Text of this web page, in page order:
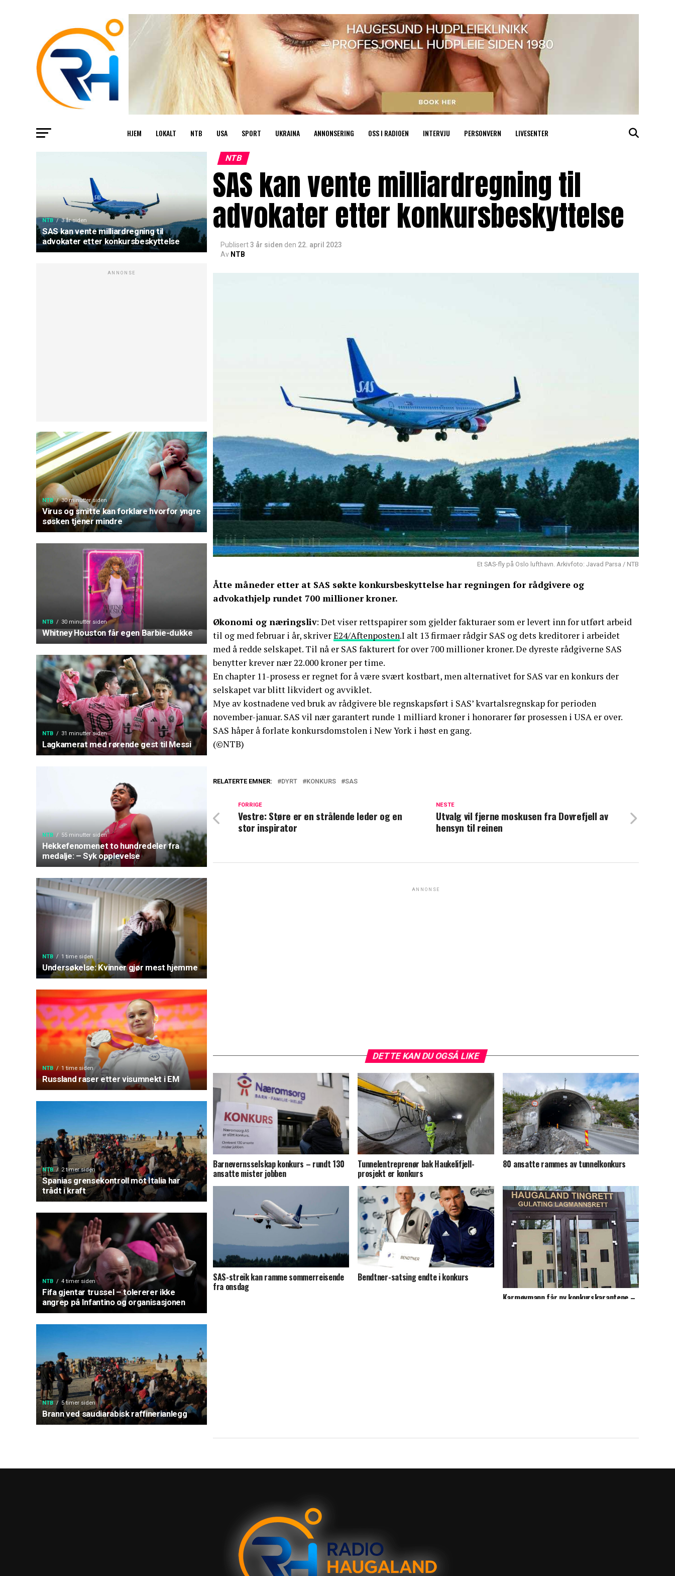
HJEM LOKALT NTB USA SPORT UKRAINA ANNONSERING OSS I RADIOEN INTERVJU PERSONVERN LIVESENTER
NTB 3 år siden
SAS kan vente milliardregning til
advokater etter konkursbeskyttelse
ANNONSE
NTB 30 minutter siden
Virus og smitte kan forklare hvorfor yngre
søsken tjener mindre
NTB 30 minutter siden
Whitney Houston får egen Barbie-dukke
NTB 31 minutter siden
Lagkamerat med rørende gest til Messi
NTB 55 minutter siden
Hekkefenomenet to hundredeler fra
medalje: – Syk opplevelse
NTB 1 time siden
Undersøkelse: Kvinner gjør mest hjemme
NTB 1 time siden
Russland raser etter visumnekt i EM
NTB 2 timer siden
Spanias grensekontroll mot Italia har
trådt i kraft
NTB 4 timer siden
Fifa gjentar trussel – tolererer ikke
angrep på Infantino og organisasjonen
NTB 5 timer siden
Brann ved saudiarabisk raffinerianlegg
NTB
SAS kan vente milliardregning til
advokater etter konkursbeskyttelse
Publisert3 år siden den 22. april 2023
Av NTB
Et SAS-fly på Oslo lufthavn. Arkivfoto: Javad Parsa / NTB
Åtte måneder etter at SAS søkte konkursbeskyttelse har regningen for rådgivere og
advokathjelp rundet 700 millioner kroner.
Økonomi og næringsliv: Det viser rettspapirer som gjelder fakturaer som er levert inn for utført arbeid
til og med februar i år, skriverE24/Aftenposten.I alt 13 firmaer rådgir SAS og dets kreditorer i arbeidet
med å redde selskapet. Til nå er SAS fakturert for over 700 millioner kroner. De dyreste rådgiverne SAS
benytter krever nær 22.000 kroner per time.
En chapter 11-prosess er regnet for å være svært kostbart, men alternativet for SAS var en konkurs der
selskapet var blitt likvidert og avviklet.
Mye av kostnadene ved bruk av rådgivere ble regnskapsført i SAS’ kvartalsregnskap for perioden
november-januar. SAS vil nær garantert runde 1 milliard kroner i honorarer før prosessen i USA er over.
SAS håper å forlate konkursdomstolen i New York i høst en gang.
(©NTB)
RELATERTE EMNER: DYRT KONKURS SAS
NESTE
Utvalg vil fjerne moskusen fra Dovrefjell av
hensyn til reinen
FORRIGE
Vestre: Støre er en strålende leder og en
stor inspirator
ANNONSE
DETTE KAN DU OGSÅ LIKE
Barnevernsselskap konkurs – rundt 130
ansatte mister jobben
Tunnelentreprenør bak Haukelifjell-
prosjekt er konkurs
80 ansatte rammes av tunnelkonkurs
SAS-streik kan ramme sommerreisende
fra onsdag
Bendtner-satsing endte i konkurs
Karmøymann får ny konkurskarantene –